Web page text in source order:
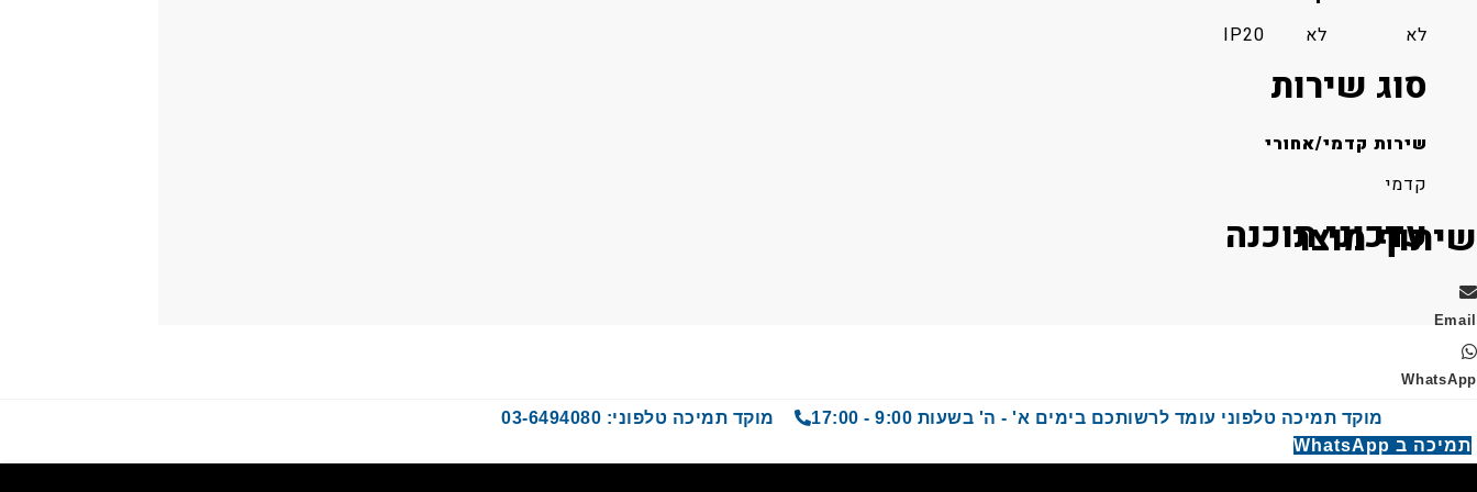
שיתוף מוצר
Email
WhatsApp
לא
לא
IP20
סוג שירות
שירות קדמי/אחורי
קדמי
עדכוני תוכנה
מוקד תמיכה טלפוני עומד לרשותכם בימים א' - ה' בשעות 9:00 - 17:00
מוקד תמיכה טלפוני: 03-6494080
תמיכה ב WhatsApp